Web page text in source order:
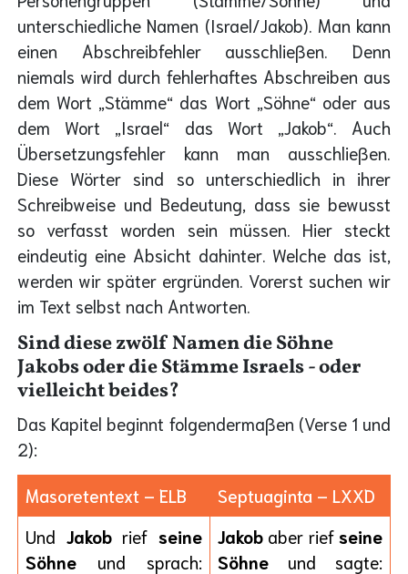
unterschiedliche Namen (Israel/Jakob). Man kann
einen Abschreibfehler ausschließen. Denn
niemals wird durch fehlerhaftes Abschreiben aus
dem Wort „Stämme“ das Wort „Söhne“ oder aus
dem Wort „Israel“ das Wort „Jakob“. Auch
Übersetzungsfehler kann man ausschließen.
Diese Wörter sind so unterschiedlich in ihrer
Schreibweise und Bedeutung, dass sie bewusst
so verfasst worden sein müssen. Hier steckt
eindeutig eine Absicht dahinter. Welche das ist,
werden wir später ergründen. Vorerst suchen wir
im Text selbst nach Antworten.
Sind diese zwölf Namen die Söhne
Jakobs oder die Stämme Israels - oder
vielleicht beides?
Das Kapitel beginnt folgendermaßen (Verse 1 und
2):
Masoretentext – ELB
Septuaginta – LXXD
Und Jakobriefseine
Söhne und sprach:
Jakob aber rief seine
Söhne und sagte: